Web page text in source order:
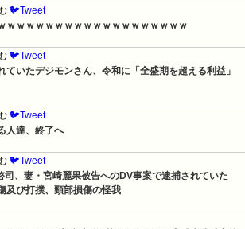
🐦Tweet
ｗｗｗｗｗｗｗｗｗｗｗｗｗｗｗｗｗｗｗ
🐦Tweet
ていたデジモンさん、令和に「全盛期を超える利益」
🐦Tweet
人達、終了へ
🐦Tweet
司、妻・宮崎麗果被告へのDV事案で逮捕されていた
及び打撲、頸部損傷の怪我